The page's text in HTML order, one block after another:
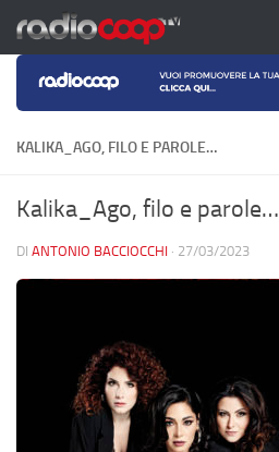
Salta al contenuto
KALIKA_AGO, FILO E PAROLE…
Kalika_Ago, filo e parole…
DI ANTONIO BACCIOCCHI · 27/03/2023